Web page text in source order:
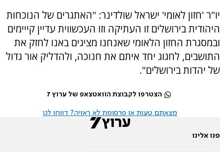
יו"ר 'חזון לאומי' ישראל שולדינר: "האתגרים של הנוכחות
היהודית בירושלים זו העתיקה וזו העכשווית עדיין קייימים
ובמסגרת החזון הלאומי שאנחנו מציגים באנו לחזק את
התושבים, לחגוג יחד איתם את חנוכה, ולהדליק אור גדול
של יהדות בירושלים".
הצטרפו לקבוצת הוואטצאפ של ערוץ 7
מצאתם טעות או פרסומת לא ראויה? דווחו לנו
פנו אלינו